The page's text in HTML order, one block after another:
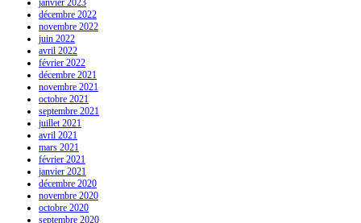
janvier 2023
décembre 2022
novembre 2022
juin 2022
avril 2022
février 2022
décembre 2021
novembre 2021
octobre 2021
septembre 2021
juillet 2021
avril 2021
mars 2021
février 2021
janvier 2021
décembre 2020
novembre 2020
octobre 2020
septembre 2020